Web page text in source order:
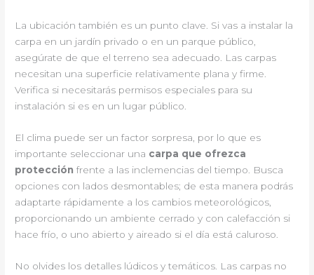
La ubicación también es un punto clave. Si vas a instalar la
carpa en un jardín privado o en un parque público,
asegúrate de que el terreno sea adecuado. Las carpas
necesitan una superficie relativamente plana y firme.
Verifica si necesitarás permisos especiales para su
instalación si es en un lugar público.
El clima puede ser un factor sorpresa, por lo que es
importante seleccionar una carpa que ofrezca
protección frente a las inclemencias del tiempo. Busca
opciones con lados desmontables; de esta manera podrás
adaptarte rápidamente a los cambios meteorológicos,
proporcionando un ambiente cerrado y con calefacción si
hace frío, o uno abierto y aireado si el día está caluroso.
No olvides los detalles lúdicos y temáticos. Las carpas no